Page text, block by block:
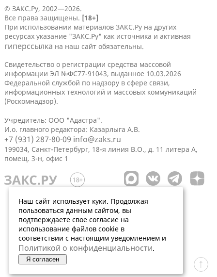
© ЗАКС.Ру, 2002—2026.
Все права защищены. [18+]
При использовании материалов ЗАКС.Ру на других
ресурсах указание "ЗАКС.Ру" как источника и активная
гиперссылка на наш сайт обязательны.
Свидетельство о регистрации средства массовой
информации ЭЛ №ФС77-91043, выданное 10.03.2026
Федеральной службой по надзору в сфере связи,
информационных технологий и массовых коммуникаций
(Роскомнадзор).
Учредитель: ООО "Адастра".
И.о. главного редактора: Казарлыга А.В.
+7 (931) 287-80-09 info@zaks.ru
199034, Санкт-Петербург, 18-я линия В.О., д. 11 литера А,
помещ. 3-н, офис 1
Наш сайт использует куки. Продолжая
пользоваться данным сайтом, вы
подтверждаете свое согласие на
использование файлов cookie в
соответствии с настоящим уведомлением и
Политикой о конфиденциальности.
Я согласен